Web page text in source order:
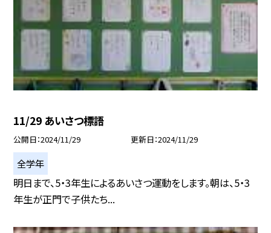
11/29 あいさつ標語
公開日 2024/11/29 更新日 2024/11/29
全学年
明日まで、5・3年生によるあいさつ運動をします。朝は、5・3
年生が正門で子供たち...